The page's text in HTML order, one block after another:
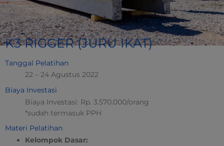
K3 RIGGER (JURU IKAT)
Tanggal Pelatihan
22 – 24 Agustus 2022
Biaya Investasi
Biaya Investasi: Rp. 3.570.000/orang
*sudah termasuk PPH
Materi Pelatihan
Kelompok Dasar: